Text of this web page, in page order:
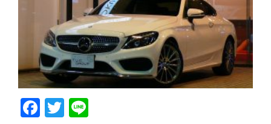
Facebook
Twitter